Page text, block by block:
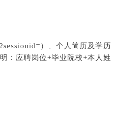
）、个人简历及学历
明：应聘岗位+毕业院校+本人姓